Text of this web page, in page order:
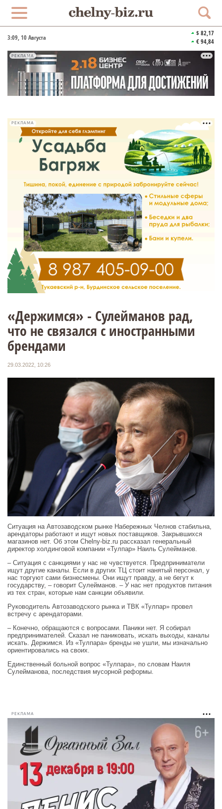
3:09, 10 Августа
$ 82,17
€ 94,84
РЕКЛАМА
РЕКЛАМА
«Держимся» - Сулейманов рад,
что не связался с иностранными
брендами
29.03.2022, 10:26
Ситуация на Автозаводском рынке Набережных Челнов стабильна,
арендаторы работают и ищут новых поставщиков. Закрывшихся
магазинов нет. Об этом Chelny-biz.ru рассказал генеральный
директор холдинговой компании «Тулпар» Наиль Сулейманов.
– Ситуация с санкциями у нас не чувствуется. Предприниматели
ищут другие каналы. Если в других ТЦ стоит нанятый персонал, у
нас торгуют сами бизнесмены. Они ищут правду, а не бегут к
государству, – говорит Сулейманов. – У нас нет продуктов питания
из тех стран, которые нам санкции объявили.
Руководитель Автозаводского рынка и ТВК «Тулпар» провел
встречу с арендаторами.
– Конечно, обращаются с вопросами. Паники нет. Я собирал
предпринимателей. Сказал не паниковать, искать выходы, каналы
искать. Держимся. Из «Тулпара» бренды не ушли, мы изначально
ориентировались на своих.
Единственный больной вопрос «Тулпара», по словам Наиля
Сулейманова, последствия мусорной реформы.
РЕКЛАМА